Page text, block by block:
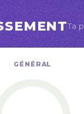
Ta
GÉNÉRAL